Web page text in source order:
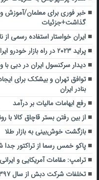
خبر فوری برای معلمان/آموزش
گذاشت+جزئیات
ایران خواستار استفاده رسمی
پراید ۲۰۲۳ در راه بازار خودرو ایران + عکس
دیدار سرکنسول ایران در دبی با
توافق تهران و بیشکک برای
بنادر ایران
رفع ابهامات مالیات بر درآمد
از بین رفتن بستر قاچاق کالا با
بازگشت خوش‌بینی به بازار طلا
پاکو خمس رسما از تراکتور جدا
ترامپ: مقامات آمریکایی و
تخلفات شرکت دبش از سال ۱۳۹۷ شروع شده است